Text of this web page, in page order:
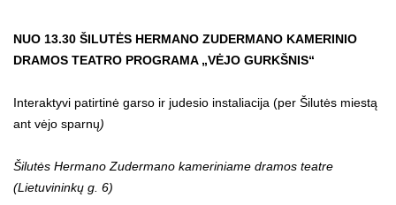
NUO 13.30 ŠILUTĖS HERMANO ZUDERMANO KAMERINIO
DRAMOS TEATRO PROGRAMA „VĖJO GURKŠNIS“
Interaktyvi patirtinė garso ir judesio instaliacija (per Šilutės miestą
ant vėjo sparnų)
Šilutės Hermano Zudermano kameriniame dramos teatre
(Lietuvininkų g. 6)